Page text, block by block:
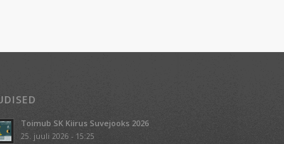
Toimub SK Kiirus Suvejooks 2026
25. juuli 2026 - 15:25